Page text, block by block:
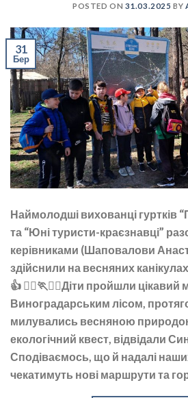
POSTED ON 31.03.2025 BY
31
Бер
Наймолодші вихованці гуртків
та “Юні туристи-краєзнавці”
керівниками (Шаповалови
здійснили на весняних
👍 🏃‍♀️🏃🏃‍♂️Діти пройшли цікавий
Виноградарським лісом,
милувались весняною
екологічний квест, відвідали
Сподіваємось, що й надалі
чекатимуть нові маршрути та